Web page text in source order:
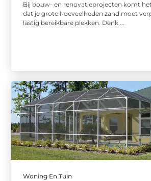
Bij bouw- en renovatieprojecten komt
dat je grote hoeveelheden zand moet
lastig bereikbare plekken. Denk ...
Woning En Tuin